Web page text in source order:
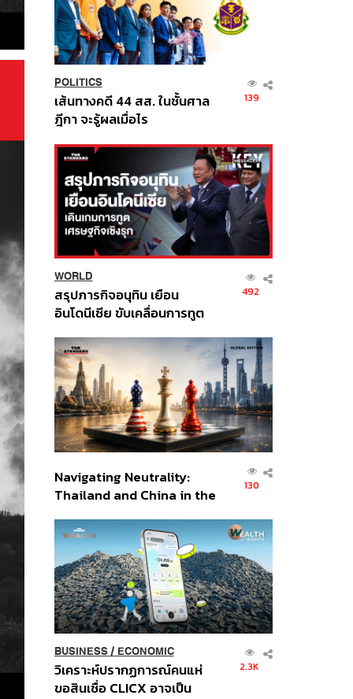
POLITICS
เส้นทางคดี 44 สส. ในชั้นศาล
ฎีกา จะรู้ผลเมื่อไร
139
WORLD
สรุปภารกิจอนุทิน เยือน
อินโดนีเซีย ขับเคลื่อนการทูต
ส่วนยุทธศาสตร์ไทย –
อินโดนีเซีย
492
Navigating Neutrality:
Thailand and China in the
Order
130
BUSINESS/ ECONOMIC
วิเคราะห์ปรากฏการณ์คนแห่
ขอสินเชื่อ CLICX อาจเป็น
2.3K